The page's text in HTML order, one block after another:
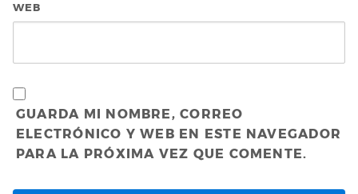
WEB
GUARDA MI NOMBRE, CORREO
ELECTRÓNICO Y WEB EN ESTE NAVEGADOR
PARA LA PRÓXIMA VEZ QUE COMENTE.